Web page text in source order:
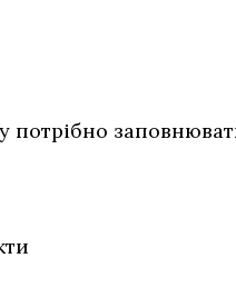
потрібно